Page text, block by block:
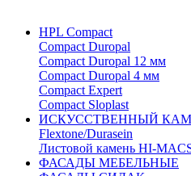
HPL Compact
Compact Duropal
Compact Duropal 12 мм
Compact Duropal 4 мм
Compact Expert
Compact Sloplast
ИСКУССТВЕННЫЙ
Flextone/Durasein
Листовой камень HI-
ФАСАДЫ МЕБЕЛЬНЫЕ